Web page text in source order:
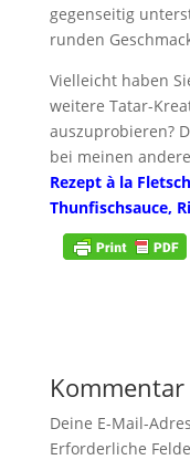
gegenseitig
runden
Vielleicht haben
weitere Tatar-
auszuprobieren?
bei meinen
Rezept à la
Thunfischsauce,
Deine E-Mail-
Erforderliche